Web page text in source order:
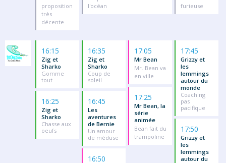
proposition
très
décente
l'océan
furieuse
16:15
Zig et
Sharko
Gomme
tout
16:25
Zig et
Sharko
Chasse aux
oeufs
16:35
Zig et
Sharko
Coup de
soleil
16:45
Les
aventures
de Bernie
Un amour
de méduse
16:50
17:05
Mr Bean
Mr. Bean va
en ville
17:25
Mr Bean, la
série
animée
Bean fait du
trampoline
17:45
Grizzy et
les
lemmings
autour du
monde
Coaching
pas
pacifique
17:50
Grizzy et
les
lemmings
autour du